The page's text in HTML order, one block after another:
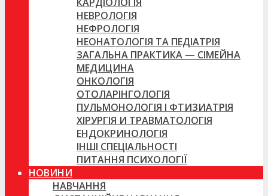
НЕВРОЛОГІЯ
НЕФРОЛОГІЯ
НЕОНАТОЛОГІЯ ТА ПЕДІАТРІЯ
ЗАГАЛЬНА ПРАКТИКА — СІМЕЙНА
МЕДИЦИНА
ОНКОЛОГІЯ
ОТОЛАРІНГОЛОГІЯ
ПУЛЬМОНОЛОГІЯ І ФТИЗИАТРІЯ
ХІРУРГІЯ И ТРАВМАТОЛОГІЯ
ЕНДОКРИНОЛОГІЯ
ІНШІ СПЕЦІАЛЬНОСТІ
ПИТАННЯ ПСИХОЛОГІЇ
НОВИНИ
НАВЧАННЯ